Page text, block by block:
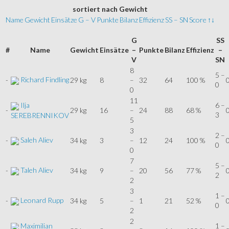
sortiert nach Gewicht
Name Gewicht Einsätze G – V Punkte BilanzEffizienzSS – SNScore ↑↓
# Name Gewicht Einsätze
G
–
V
PunkteBilanz Effizienz
SS
–
SN
- Richard Findling29 kg 8
8
–
0
32 64 100 %
5 –
0
-
Ilja
SEREBRENNIKOV
29 kg 16
11
–
5
24 88 68 %
6 –
3
- Saleh Aliev 34 kg 3
3
–
0
12 24 100 %
2 –
0
- Taleh Aliev 34 kg 9
7
–
2
20 56 77 %
5 –
2
- Leonard Rupp 34 kg 5
3
–
2
1 21 52 %
1 –
0
Maximilian
2
1 –